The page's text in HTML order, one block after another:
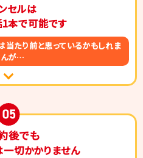
セルは
1本で可能です
当たり前と思っているかもしれま
が…
後でも
一切かかりません